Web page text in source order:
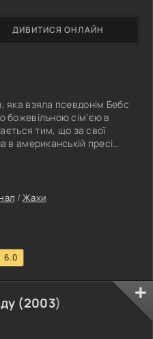
яка взяла псевдонім Бебс
божевільною сім'єю в
тим, що за свої
в американській пресі
Дивайн і готові піти
Між двома сім'ями
яка включає в себе
та зґвалтування, продаж
/Жахи
6.0
ДИВИТИСЯ ОНЛАЙН
(2003)